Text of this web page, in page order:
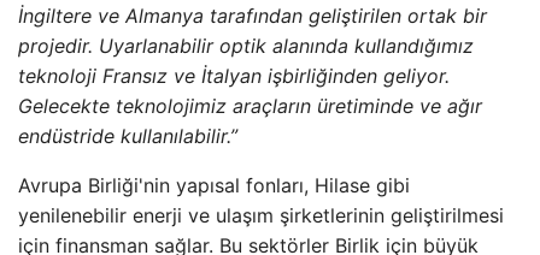
İngiltere ve Almanya tarafından geliştirilen ortak bir
projedir. Uyarlanabilir optik alanında kullandığımız
teknoloji Fransız ve İtalyan işbirliğinden geliyor.
Gelecekte teknolojimiz araçların üretiminde ve ağır
endüstride kullanılabilir.”
Avrupa Birliği'nin yapısal fonları, Hilase gibi
yenilenebilir enerji ve ulaşım şirketlerinin geliştirilmesi
için finansman sağlar. Bu sektörler Birlik için büyük